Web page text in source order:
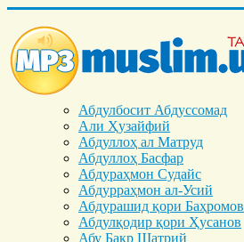
Абдулбосит Абдуссомад
Али Ҳузайфий
Абдуллоҳ ал Матруд
Абдуллоҳ Басфар
Абдураҳмон Судайс
Абдурраҳмон ал-Усий
Абдурашид қори Баҳромов
Абдулқодир қори Ҳусанов
Абу Бакр Шатрий